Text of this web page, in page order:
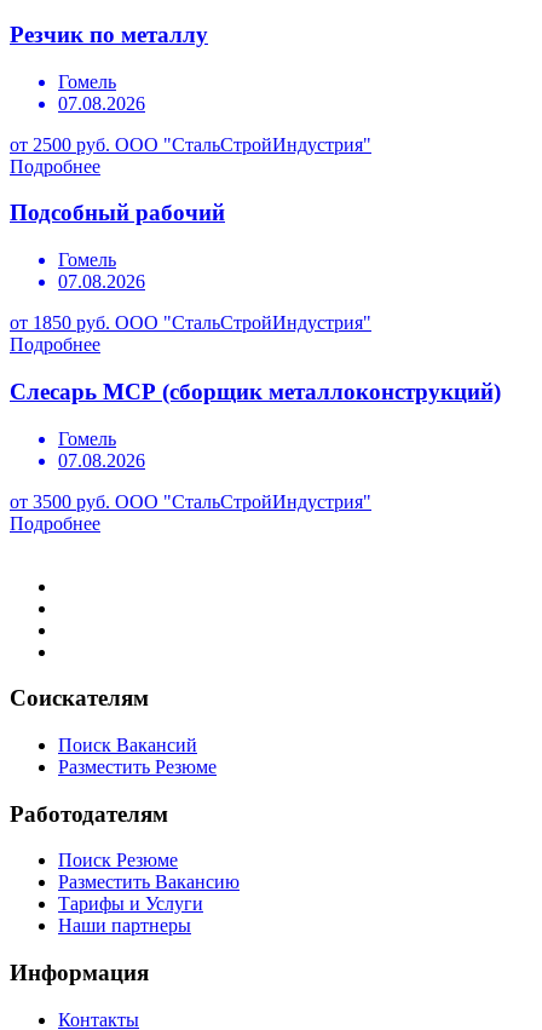
Резчик по металлу
Гомель
07.08.2026
от 2500 руб. ООО "СтальСтройИндустрия"
Подробнее
Подсобный рабочий
Гомель
07.08.2026
от 1850 руб. ООО "СтальСтройИндустрия"
Подробнее
Слесарь МСР (сборщик металлоконструкций)
Гомель
07.08.2026
от 3500 руб. ООО "СтальСтройИндустрия"
Подробнее
Соискателям
Поиск Вакансий
Разместить Резюме
Работодателям
Поиск Резюме
Разместить Вакансию
Тарифы и Услуги
Наши партнеры
Информация
Контакты